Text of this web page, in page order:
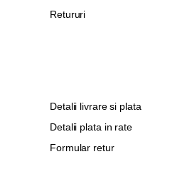
Retururi
Detalii livrare si plata
Detalii plata in rate
Formular retur